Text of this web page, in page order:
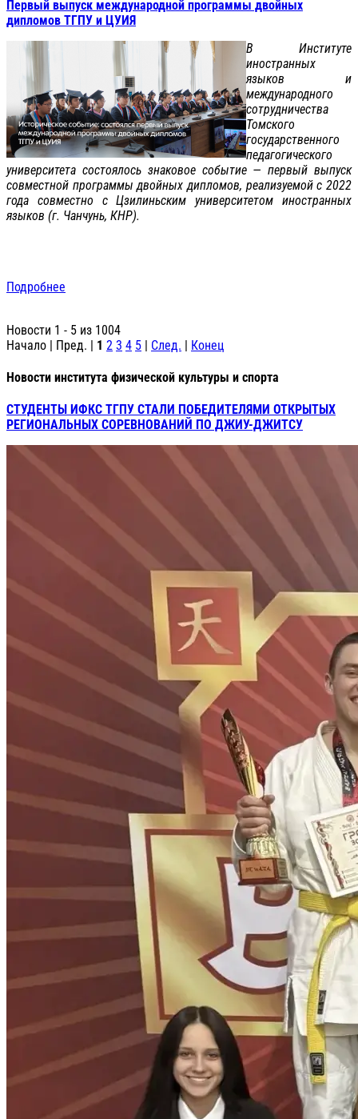
Первый выпуск международной программы двойных
дипломов ТГПУ и ЦУИЯ
В Институте
иностранных
языков и
международного
сотрудничества
Томского
государственного
педагогического
университета состоялось знаковое событие — первый выпуск
совместной программы двойных дипломов, реализуемой с 2022
года совместно с Цзилиньским университетом иностранных
языков (г. Чанчунь, КНР).
Подробнее
Новости 1 - 5 из 1004
Начало | Пред. | 1 2 3 4 5 | След. | Конец
Новости института физической культуры и спорта
СТУДЕНТЫ ИФКС ТГПУ СТАЛИ ПОБЕДИТЕЛЯМИ ОТКРЫТЫХ
РЕГИОНАЛЬНЫХ СОРЕВНОВАНИЙ ПО ДЖИУ-ДЖИТСУ